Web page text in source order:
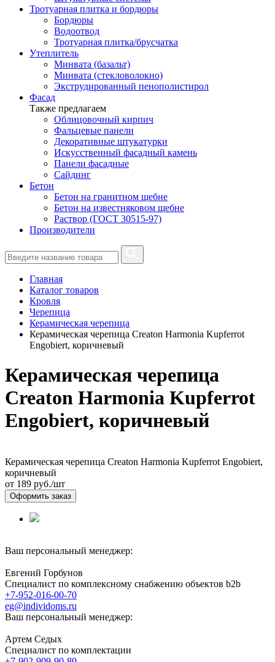
Тротуарная плитка и бордюры
Бордюры
Водоотвод
Тротуарная плитка/брусчатка
Утеплитель
Минвата (базальт)
Минвата (стекловолокно)
Экструдированный пенополистирол
Фасад
Также предлагаем
Облицовочный кирпич
Фальцевые панели
Декоративные штукатурки
Искусственный фасадный камень
Панели фасадные
Сайдинг
Бетон
Бетон на гранитном щебне
Бетон на известняковом щебне
Раствор (ГОСТ 30515-97)
Производители
Главная
Каталог товаров
Кровля
Черепица
Керамическая черепица
Керамическая черепица Сreaton Harmonia Kupferrot
Engobiert, коричневый
Керамическая черепица
Сreaton Harmonia Kupferrot
Engobiert, коричневый
Керамическая черепица Сreaton Harmonia Kupferrot Engobiert,
коричневый
от 189 руб./шт
Оформить заказ
Ваш персональный менеджер:
Евгений Горбунов
Специалист по комплексному снабжению объектов b2b
+7-952-016-00-70
eg@individoms.ru
Ваш персональный менеджер:
Артем Седых
Специалист по комплектации